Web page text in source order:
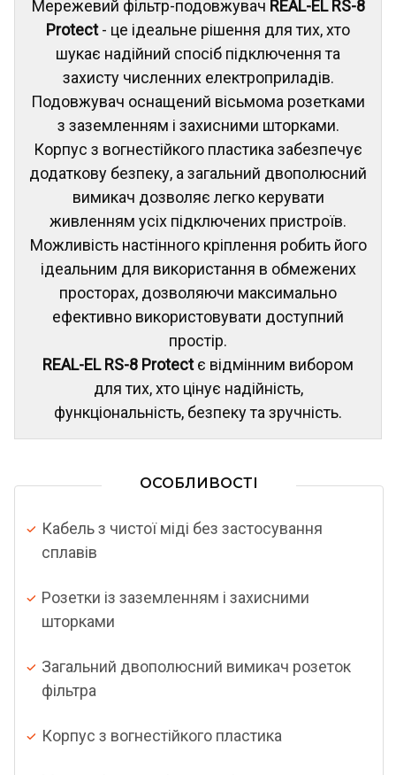
Мережевий фільтр-подовжувач REAL-EL RS-8
Protect- це ідеальне рішення для тих, хто
шукає надійний спосіб підключення та
захисту численних електроприладів.
Подовжувач оснащений вісьмома розетками
з заземленням і захисними шторками.
Корпус з вогнестійкого пластика забезпечує
додаткову безпеку, а загальний двополюсний
вимикач дозволяє легко керувати
живленням усіх підключених пристроїв.
Можливість настінного кріплення робить його
ідеальним для використання в обмежених
просторах, дозволяючи максимально
ефективно використовувати доступний
простір.
REAL-EL RS-8 Protectє відмінним вибором
для тих, хто цінує надійність,
функціональність, безпеку та зручність.
ОСОБЛИВОСТІ
Кабель з чистої міді без застосування
сплавів
Розетки із заземленням і захисними
шторками
Загальний двополюсний вимикач розеток
фільтра
Корпус з вогнестійкого пластика